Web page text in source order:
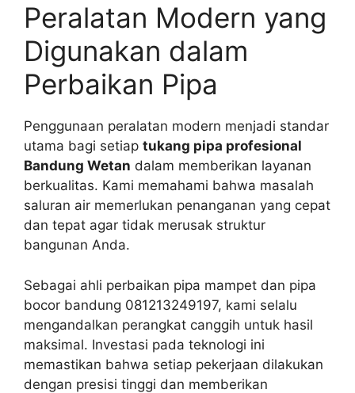
Peralatan Modern yang
Digunakan dalam
Perbaikan Pipa
Penggunaan peralatan modern menjadi standar
utama bagi setiap tukang pipa profesional
Bandung Wetan dalam memberikan layanan
berkualitas. Kami memahami bahwa masalah
saluran air memerlukan penanganan yang cepat
dan tepat agar tidak merusak struktur
bangunan Anda.
Sebagai ahli perbaikan pipa mampet dan pipa
bocor bandung 081213249197, kami selalu
mengandalkan perangkat canggih untuk hasil
maksimal. Investasi pada teknologi ini
memastikan bahwa setiap pekerjaan dilakukan
dengan presisi tinggi dan memberikan